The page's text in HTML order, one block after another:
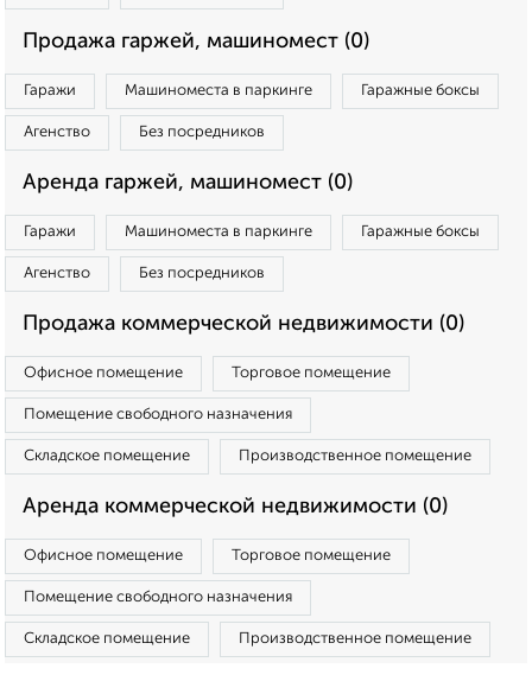
Продажа гаржей, машиномест (0)
Гаражи Машиноместа в паркинге Гаражные боксы
Агенство Без посредников
Аренда гаржей, машиномест (0)
Гаражи Машиноместа в паркинге Гаражные боксы
Агенство Без посредников
Продажа коммерческой недвижимости (0)
Офисное помещение Торговое помещение
Помещение свободного назначения
Складское помещение Производственное помещение
Аренда коммерческой недвижимости (0)
Офисное помещение Торговое помещение
Помещение свободного назначения
Складское помещение Производственное помещение